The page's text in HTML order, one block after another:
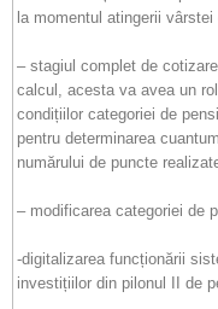
la momentul atingerii vârstei
– stagiul complet de
calcul, acesta va avea un
condițiilor categoriei de
pentru determinarea
numărului de puncte
– modificarea categoriei de
-digitalizarea funcționării
investițiilor din pilonul II de